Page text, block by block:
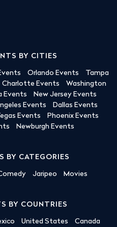
BY CITIES
Orlando Events
Tampa
Charlotte Events
Washington
Events
New Jersey Events
Events
Dallas Events
Events
Phoenix Events
Newburgh Events
BY CATEGORIES
Jaripeo Movies
BY COUNTRIES
United States Canada